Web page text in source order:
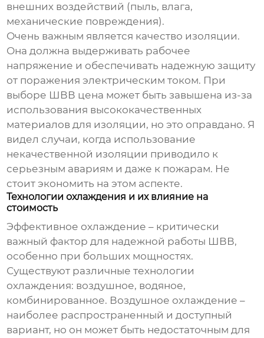
внешних воздействий (пыль, влага,
механические повреждения).
Очень важным является качество изоляции.
Она должна выдерживать рабочее
напряжение и обеспечивать надежную защиту
от поражения электрическим током. При
выборе ШВВ цена может быть завышена из-за
использования высококачественных
материалов для изоляции, но это оправдано. Я
видел случаи, когда использование
некачественной изоляции приводило к
серьезным авариям и даже к пожарам. Не
стоит экономить на этом аспекте.
Технологии охлаждения и их влияние на
стоимость
Эффективное охлаждение – критически
важный фактор для надежной работы ШВВ,
особенно при больших мощностях.
Существуют различные технологии
охлаждения: воздушное, водяное,
комбинированное. Воздушное охлаждение –
наиболее распространенный и доступный
вариант, но он может быть недостаточным для